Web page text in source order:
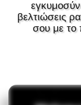
βελτιώσεις
σου με το